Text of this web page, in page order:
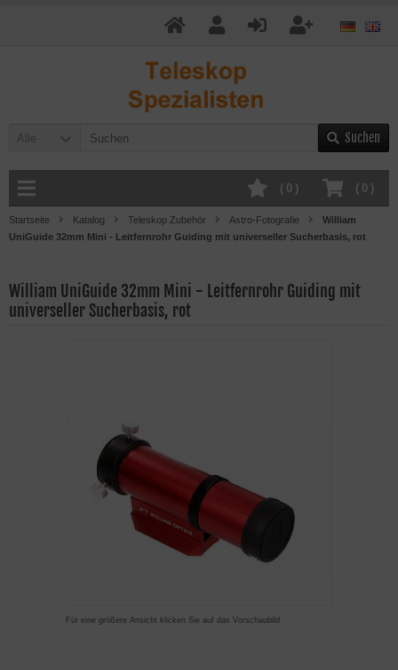
Alle Suchen
( 0 )
( 0 )
Startseite Katalog Teleskop Zubehör Astro-Fotografie
William
UniGuide 32mm Mini - Leitfernrohr Guiding mit universeller Sucherbasis, rot
William UniGuide 32mm Mini - Leitfernrohr Guiding mit
universeller Sucherbasis, rot
Für eine größere Ansicht klicken Sie auf das Vorschaubild